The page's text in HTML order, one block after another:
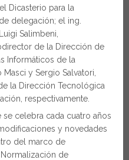
Dicasterio para la
delegación; el ing.
Salimbeni,
de la Dirección de
Informáticos de la
y Sergio Salvatori,
la Dirección Tecnológica
respectivamente.
se celebra cada cuatro años
y novedades
del marco de
de